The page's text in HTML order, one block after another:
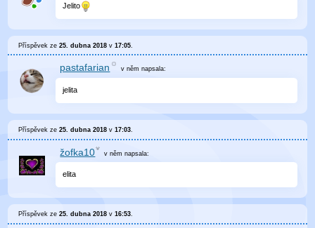
Jelito
Příspěvek ze25. dubna 2018 v17:05
pastafarian v němnapsala:
jelita
Příspěvek ze25. dubna 2018 v17:03
žofka10 v něm napsala:
elita
Příspěvek ze25. dubna 2018 v16:53.